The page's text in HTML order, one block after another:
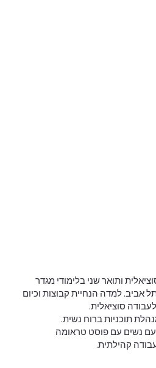
ותואר שני בלימודי מגדר
אביב. למדה הנחיית קבוצות וכיום
סוציאלית.
תוכניות ברוח נשית.
נשים עם פוסט טראומה
קהילתית.